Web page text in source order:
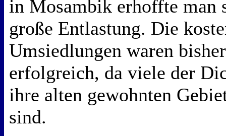
in Mosambik erhoffte man
große Entlastung. Die
Umsiedlungen waren
erfolgreich, da viele der
ihre alten gewohnten
sind.